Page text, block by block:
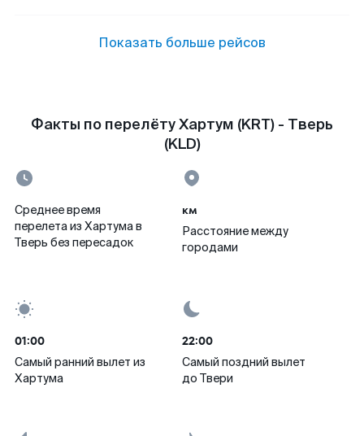
Показать больше рейсов
Факты по перелёту Хартум (KRT) - Тверь
(KLD)
Среднее время
перелета из Хартума в
Тверь без пересадок
км
Расстояние между
городами
01:00
Самый ранний вылет из
Хартума
22:00
Самый поздний вылет
до Твери